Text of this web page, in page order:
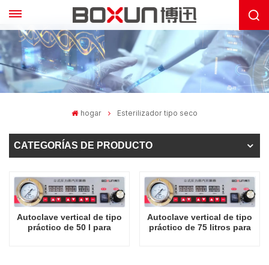
hogar Esterilizador tipo seco
CATEGORÍAS DE PRODUCTO
Autoclave vertical de tipo
práctico de 50 l para
Autoclave vertical de tipo
práctico de 75 litros para